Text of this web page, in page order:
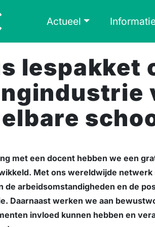
Actueel
lespakket
met een docent hebben we een
Met ons wereldwijde
de arbeidsomstandigheden en de
Daarnaast werken we aan
invloed kunnen hebben en